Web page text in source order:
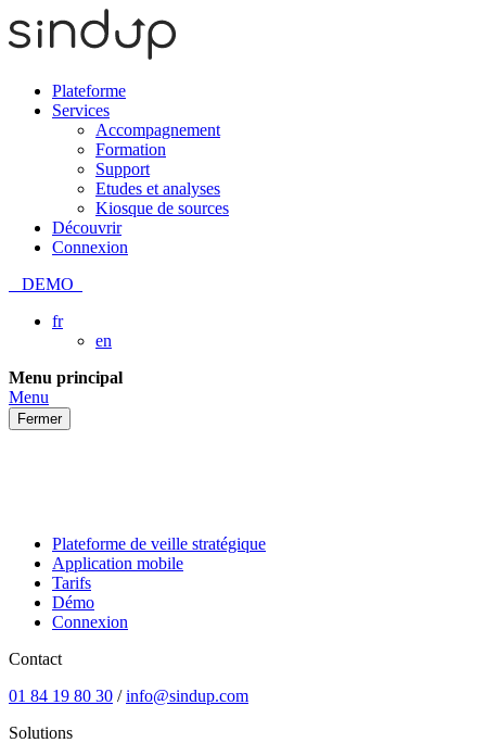
Plateforme
Services
Accompagnement
Formation
Support
Etudes et analyses
Kiosque de sources
Découvrir
Connexion
DEMO
fr
en
Passer
au
contenu
Menu principal
Menu
Fermer
Plateforme de veille stratégique
Application mobile
Tarifs
Démo
Connexion
Contact
01 84 19 80 30 /info@sindup.com
Solutions